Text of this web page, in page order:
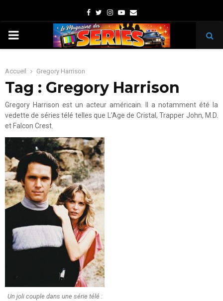
Facebook
TwitterInstagram
Youtube
Email
PRIMARY
Accueil Gregory Harrison
Tag : Gregory Harrison
Gregory Harrison est un acteur américain. Il a notamment été la
vedette de séries télé telles que L’Age de Cristal, Trapper John, M.D.
et Falcon Crest.
Un joli couple dans une série télé :